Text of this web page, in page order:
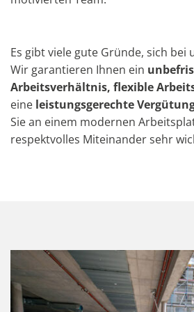
Es gibt viele gute Gründe, sich bei
Wir garantieren Ihnen ein
Arbeitsverhältnis, flexible
eine leistungsgerechte
Sie an einem modernen
respektvolles Miteinander sehr